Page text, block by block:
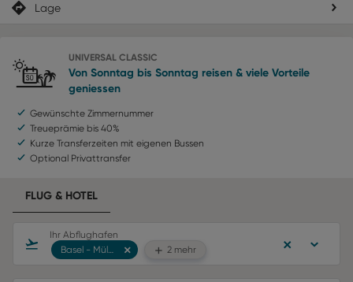
Lage
UNIVERSAL CLASSIC
Von Sonntag bis Sonntag reisen & viele Vorteile
geniessen
Gewünschte Zimmernummer
Treueprämie bis 40%
Kurze Transferzeiten mit eigenen Bussen
Optional Privattransfer
FLUG & HOTEL
Ihr Abflughafen
2 mehr